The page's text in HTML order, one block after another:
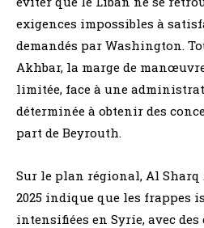
exigences impossibles à
demandés par Washington.
Akhbar, la marge de
limitée, face à une
déterminée à obtenir des
part de Beyrouth.
Sur le plan régional, Al
2025 indique que les frappes
intensifiées en Syrie, avec